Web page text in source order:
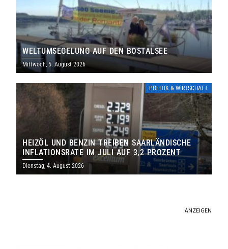
WELTUMSEGELUNG AUF DEN BOSTALSEE
Mittwoch, 5. August 2026
POLITIK & WIRTSCHAFT
HEIZÖL UND BENZIN TREIBEN SAARLÄNDISCHE
INFLATIONSRATE IM JULI AUF 3,2 PROZENT
Dienstag, 4. August 2026
ANZEIGEN